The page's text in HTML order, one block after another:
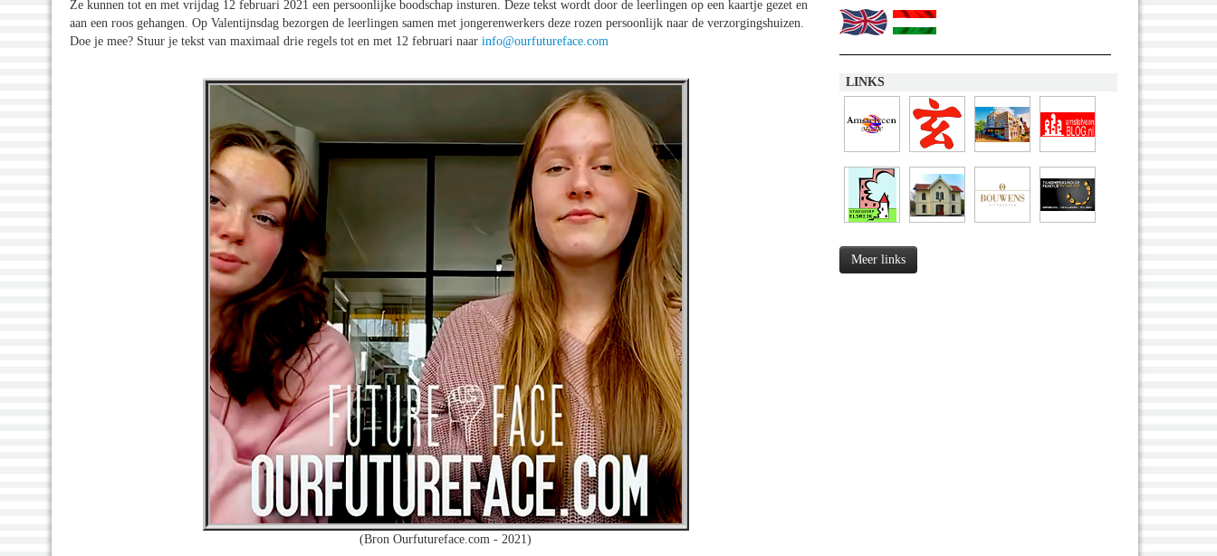
Ze kunnen tot en met vrijdag 12 februari 2021 een persoonlijke boodschap insturen. Deze tekst wordt door de leerlingen op een kaartje gezet en
aan een roos gehangen. Op Valentijnsdag bezorgen de leerlingen samen met jongerenwerkers deze rozen persoonlijk naar de verzorgingshuizen.
Doe je mee? Stuur je tekst van maximaal drie regels tot en met 12 februari naar info@ourfutureface.com
(Bron Ourfutureface.com - 2021)
LINKS
Meer links